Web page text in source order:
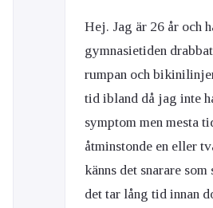
Hej. Jag är 26 år och
gymnasietiden
rumpan och
tid ibland då jag inte
symptom men mesta
åtminstonde en eller
känns det snarare
det tar lång tid innan